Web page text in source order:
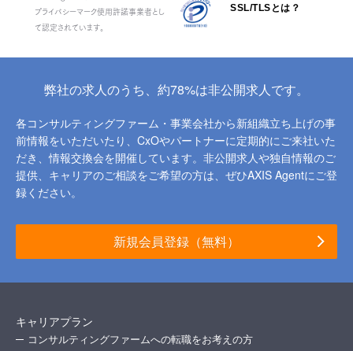
プライバシーマーク使用許諾事業者とし
て認定されています。
SSL/TLSとは？
弊社の求人のうち、約78%は非公開求人です。
各コンサルティングファーム・事業会社から新組織立ち上げの事
前情報をいただいたり、 CxOやパートナーに定期的にご来社いた
だき、情報交換会を開催しています。 非公開求人や独自情報のご
提供、キャリアのご相談をご希望の方は、ぜひAXIS Agentにご登
録ください。
新規会員登録（無料）
キャリアプラン
コンサルティングファームへの転職をお考えの方